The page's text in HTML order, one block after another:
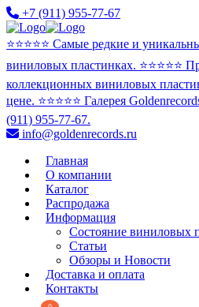
+7 (911) 955-77-67
⭐️⭐️⭐️⭐️⭐️ Самые редкие и
виниловых пластинках. ⭐️⭐️⭐️⭐️⭐️
коллекционных виниловых
цене. ⭐️⭐️⭐️⭐️⭐️ Галерея
(911) 955-77-67.
info@goldenrecords.ru
Главная
О компании
Каталог
Распродажа
Информация
Состояние виниловых
Статьи
Обзоры и Новости
Доставка и оплата
Контакты